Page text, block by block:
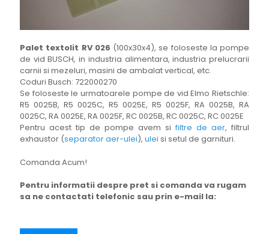
Palet textolit RV 026 (100x30x4), se foloseste la pompe
de vid BUSCH, in industria alimentara, industria prelucrarii
carnii si mezeluri, masini de ambalat vertical, etc.
Coduri Busch: 722000270
Se foloseste le urmatoarele pompe de vid Elmo Rietschle:
R5 0025B, R5 0025C, R5 0025E, R5 0025F, RA 0025B, RA
0025C, RA 0025E, RA 0025F, RC 0025B, RC 0025C, RC 0025E
Pentru acest tip de pompe avem sifiltre de aer, filtrul
exhaustor (separator aer-ulei), ulei si setul de garnituri.
Comanda Acum!
Pentru informatii despre pret si comanda va rugam
sa ne contactati telefonic sau prin e-mail la: